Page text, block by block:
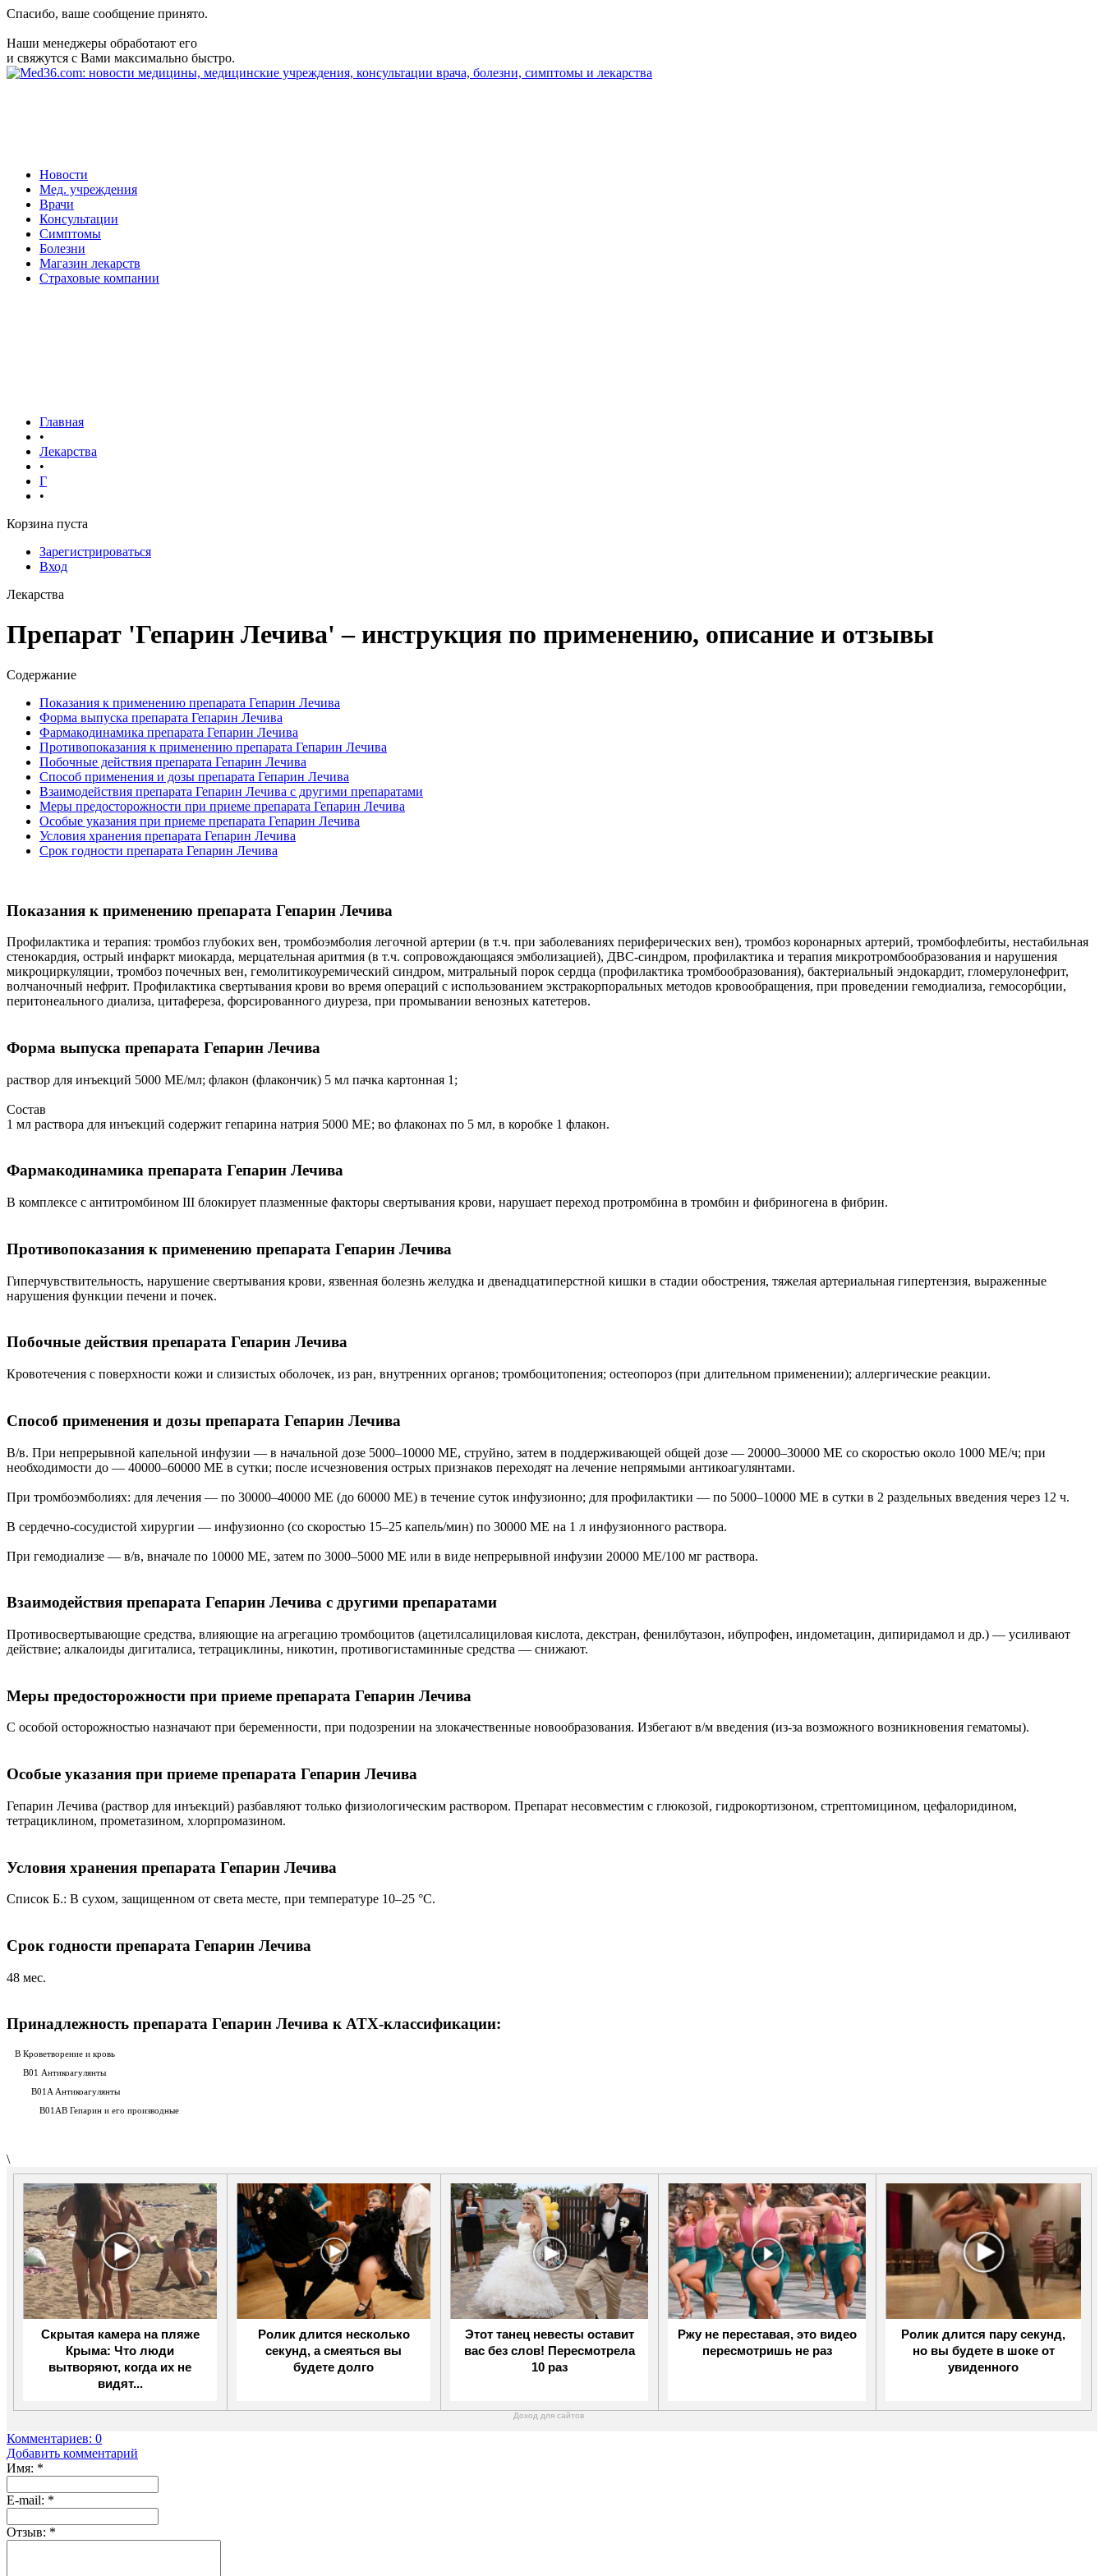
Спасибо, ваше сообщение принято.
Наши менеджеры обработают его
и свяжутся с Вами максимально быстро.
Новости
Мед. учреждения
Врачи
Консультации
Симптомы
Болезни
Магазин лекарств
Страховые компании
Главная
•
Лекарства
•
Г
•
Корзина пуста
Зарегистрироваться
Вход
Лекарства
Препарат 'Гепарин Лечива' – инструкция по применению, описание и отзывы
Содержание
Показания к применению препарата Гепарин Лечива
Форма выпуска препарата Гепарин Лечива
Фармакодинамика препарата Гепарин Лечива
Противопоказания к применению препарата Гепарин Лечива
Побочные действия препарата Гепарин Лечива
Способ применения и дозы препарата Гепарин Лечива
Взаимодействия препарата Гепарин Лечива с другими препаратами
Меры предосторожности при приеме препарата Гепарин Лечива
Особые указания при приеме препарата Гепарин Лечива
Условия хранения препарата Гепарин Лечива
Срок годности препарата Гепарин Лечива
Показания к применению препарата Гепарин Лечива
Профилактика и терапия: тромбоз глубоких вен, тромбоэмболия легочной артерии (в т.ч. при заболеваниях периферических вен), тромбоз коронарных артерий, тромбофлебиты, нестабильная
стенокардия, острый инфаркт миокарда, мерцательная аритмия (в т.ч. сопровождающаяся эмболизацией), ДВС-синдром, профилактика и терапия микротромбообразования и нарушения
микроциркуляции, тромбоз почечных вен, гемолитикоуремический синдром, митральный порок сердца (профилактика тромбообразования), бактериальный эндокардит, гломерулонефрит,
волчаночный нефрит. Профилактика свертывания крови во время операций с использованием экстракорпоральных методов кровообращения, при проведении гемодиализа, гемосорбции,
перитонеального диализа, цитафереза, форсированного диуреза, при промывании венозных катетеров.
Форма выпуска препарата Гепарин Лечива
раствор для инъекций 5000 МЕ/мл; флакон (флакончик) 5 мл пачка картонная 1;
Состав
1 мл раствора для инъекций содержит гепарина натрия 5000 МЕ; во флаконах по 5 мл, в коробке 1 флакон.
Фармакодинамика препарата Гепарин Лечива
В комплексе с антитромбином III блокирует плазменные факторы свертывания крови, нарушает переход протромбина в тромбин и фибриногена в фибрин.
Противопоказания к применению препарата Гепарин Лечива
Гиперчувствительность, нарушение свертывания крови, язвенная болезнь желудка и двенадцатиперстной кишки в стадии обострения, тяжелая артериальная гипертензия, выраженные
нарушения функции печени и почек.
Побочные действия препарата Гепарин Лечива
Кровотечения с поверхности кожи и слизистых оболочек, из ран, внутренних органов; тромбоцитопения; остеопороз (при длительном применении); аллергические реакции.
Способ применения и дозы препарата Гепарин Лечива
В/в. При непрерывной капельной инфузии — в начальной дозе 5000–10000 МЕ, струйно, затем в поддерживающей общей дозе — 20000–30000 МЕ со скоростью около 1000 МЕ/ч; при
необходимости до — 40000–60000 МЕ в сутки; после исчезновения острых признаков переходят на лечение непрямыми антикоагулянтами.
При тромбоэмболиях: для лечения — по 30000–40000 МЕ (до 60000 МЕ) в течение суток инфузионно; для профилактики — по 5000–10000 МЕ в сутки в 2 раздельных введения через 12 ч.
В сердечно-сосудистой хирургии — инфузионно (со скоростью 15–25 капель/мин) по 30000 МЕ на 1 л инфузионного раствора.
При гемодиализе — в/в, вначале по 10000 МЕ, затем по 3000–5000 МЕ или в виде непрерывной инфузии 20000 МЕ/100 мг раствора.
Взаимодействия препарата Гепарин Лечива с другими препаратами
Противосвертывающие средства, влияющие на агрегацию тромбоцитов (ацетилсалициловая кислота, декстран, фенилбутазон, ибупрофен, индометацин, дипиридамол и др.) — усиливают
действие; алкалоиды дигиталиса, тетрациклины, никотин, противогистаминные средства — снижают.
Меры предосторожности при приеме препарата Гепарин Лечива
С особой осторожностью назначают при беременности, при подозрении на злокачественные новообразования. Избегают в/м введения (из-за возможного возникновения гематомы).
Особые указания при приеме препарата Гепарин Лечива
Гепарин Лечива (раствор для инъекций) разбавляют только физиологическим раствором. Препарат несовместим с глюкозой, гидрокортизоном, стрептомицином, цефалоридином,
тетрациклином, прометазином, хлорпромазином.
Условия хранения препарата Гепарин Лечива
Список Б.: В сухом, защищенном от света месте, при температуре 10–25 °C.
Срок годности препарата Гепарин Лечива
48 мес.
Принадлежность препарата Гепарин Лечива к ATX-классификации:
B Кроветворение и кровь
B01 Антикоагулянты
B01A Антикоагулянты
B01AB Гепарин и его производные
\
Скрытая камера на пляже
Крыма: Что люди
вытворяют, когда их не
видят...
Ролик длится несколько
секунд, а смеяться вы
будете долго
Этот танец невесты оставит
вас без слов! Пересмотрела
10 раз
Ржу не переставая, это видео
пересмотришь не раз
Ролик длится пару секунд,
но вы будете в шоке от
увиденного
Доход для сайтов
Комментариев: 0
Добавить комментарий
Имя: *
Е-mail: *
Отзыв: *